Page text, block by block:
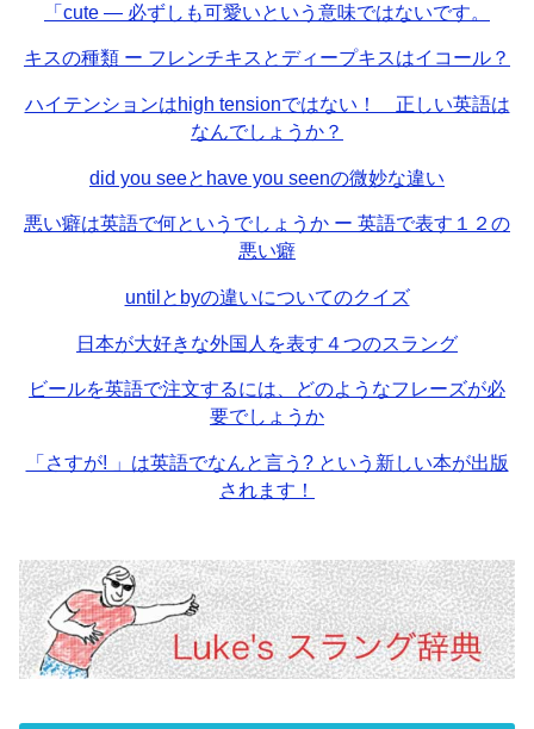
「cute — 必ずしも可愛いという意味ではないです。
キスの種類 ー フレンチキスとディープキスはイコール？
ハイテンションはhigh tensionではない！ 正しい英語は
なんでしょうか？
did you seeとhave you seenの微妙な違い
悪い癖は英語で何というでしょうか ー 英語で表す１２の
悪い癖
untilとbyの違いについてのクイズ
日本が大好きな外国人を表す４つのスラング
ビールを英語で注文するには、どのようなフレーズが必
要でしょうか
「さすが! 」は英語でなんと言う? という新しい本が出版
されます！